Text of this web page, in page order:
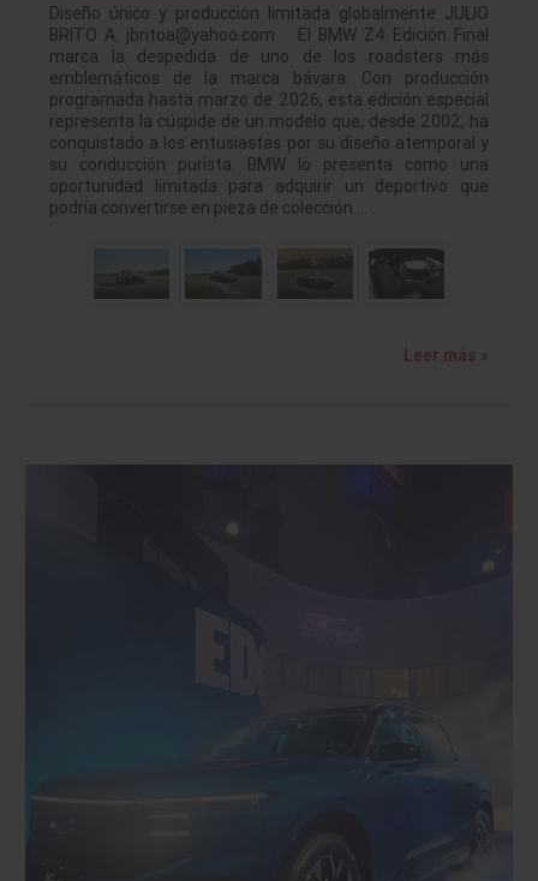
Diseño único y producción limitada globalmente JULIO
BRITO A. jbritoa@yahoo.com El BMW Z4 Edición Final
marca la despedida de uno de los roadsters más
emblemáticos de la marca bávara. Con producción
programada hasta marzo de 2026, esta edición especial
representa la cúspide de un modelo que, desde 2002, ha
conquistado a los entusiastas por su diseño atemporal y
su conducción purista. BMW lo presenta como una
oportunidad limitada para adquirir un deportivo que
podría convertirse en pieza de colección.…
Leer más »